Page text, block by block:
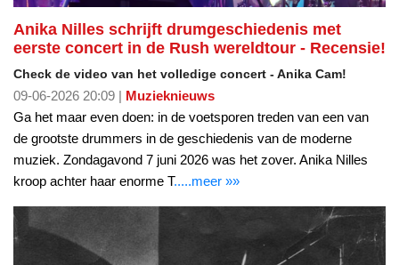
Anika Nilles schrijft drumgeschiedenis met
eerste concert in de Rush wereldtour - Recensie!
Check de video van het volledige concert - Anika Cam!
09-06-2026 20:09 | Muzieknieuws
Ga het maar even doen: in de voetsporen treden van een van
de grootste drummers in de geschiedenis van de moderne
muziek. Zondagavond 7 juni 2026 was het zover. Anika Nilles
kroop achter haar enorme T.....meer »»